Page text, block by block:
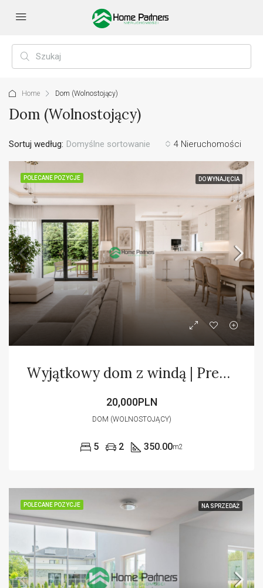
Home Dom (Wolnostojący)
Dom (Wolnostojący)
4 Nieruchomości
Sortuj według: Domyślne sortowanie
POLECANE POZYCJE DO WYNAJĘCIA
Wyjątkowy dom z windą | Premium | English
20,000PLN
DOM (WOLNOSTOJĄCY)
5 2 350.00m2
POLECANE POZYCJE NA SPRZEDAŻ